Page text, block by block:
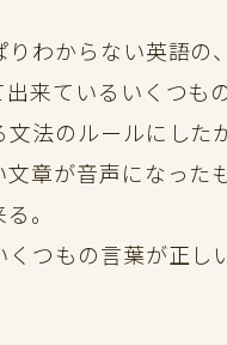
わからない英語の
来ているいくつも
法のルールにした
章が音声になった
。
つもの言葉が正し